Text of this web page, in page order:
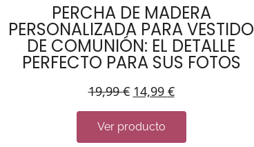
PERCHA DE MADERA
PERSONALIZADA PARA VESTIDO
DE COMUNIÓN: EL DETALLE
PERFECTO PARA SUS FOTOS
19,99€ 14,99 €
Ver producto